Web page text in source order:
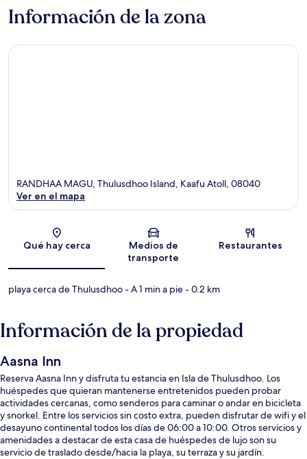
Información de la zona
Sección del mapa
RANDHAA MAGU, Thulusdhoo Island, Kaafu Atoll, 08040
Ver en el mapa
Qué hay cerca
Medios de
transporte
Restaurantes
playa cerca de Thulusdhoo- A 1 min a pie- 0.2 km
Información de la propiedad
Aasna Inn
Reserva Aasna Inn y disfruta tu estancia en Isla de Thulusdhoo. Los
huéspedes que quieran mantenerse entretenidos pueden probar
actividades cercanas, como senderos para caminar o andar en bicicleta
y snorkel. Entre los servicios sin costo extra, pueden disfrutar de wifi y el
desayuno continental todos los días de 06:00 a 10:00. Otros servicios y
amenidades a destacar de esta casa de huéspedes de lujo son su
servicio de traslado desde/hacia la playa, su terraza y su jardín.